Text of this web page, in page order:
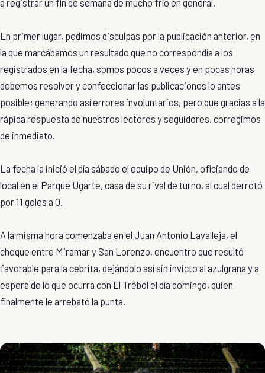
En primer lugar, pedimos disculpas por la publicación anterior, en
la que marcábamos un resultado que no correspondía a los
registrados en la fecha, somos pocos a veces y en pocas horas
debemos resolver y confeccionar las publicaciones lo antes
posible; generando así errores involuntarios, pero que gracias a la
rápida respuesta de nuestros lectores y seguidores, corregimos
de inmediato.
La fecha la inició el día sábado el equipo de Unión, oficiando de
local en el Parque Ugarte, casa de su rival de turno, al cual derrotó
por 11 goles a 0.
A la misma hora comenzaba en el Juan Antonio Lavalleja, el
choque entre Miramar y San Lorenzo, encuentro que resultó
favorable para la cebrita, dejándolo así sin invicto al azulgrana y a
espera de lo que ocurra con El Trébol el día domingo, quien
finalmente le arrebató la punta.